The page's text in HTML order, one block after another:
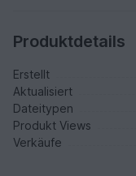
Produktdetails
Erstellt
Aktualisiert
Dateitypen
Produkt Views
Verkäufe